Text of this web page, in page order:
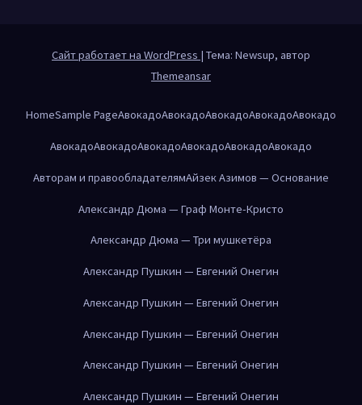
Сайт работает на WordPress | Тема: Newsup, автор
Themeansar
HomeSample PageАвокадоАвокадоАвокадоАвокадоАвокадо
АвокадоАвокадоАвокадоАвокадоАвокадоАвокадо
Авторам и правообладателямАйзек Азимов — Основание
Александр Дюма — Граф Монте-Кристо
Александр Дюма — Три мушкетёра
Александр Пушкин — Евгений Онегин
Александр Пушкин — Евгений Онегин
Александр Пушкин — Евгений Онегин
Александр Пушкин — Евгений Онегин
Александр Пушкин — Евгений Онегин